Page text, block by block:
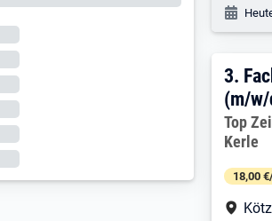
3.
3.
(m/
Top
Kerle
18,00
Kötz